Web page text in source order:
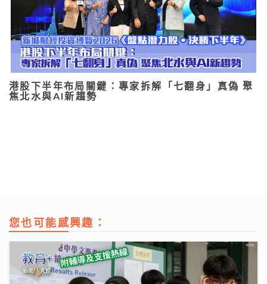
港股下半年布局關鍵：專家拆解「七翻身」真偽 聚
焦北水與AI新趨勢
您也可能感興趣：